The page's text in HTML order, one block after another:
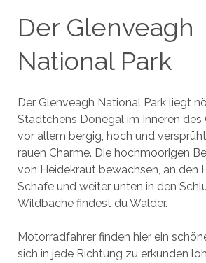
Der Glenveagh
National Park
Der Glenveagh National Park liegt
Städtchens Donegal im Inneren des
vor allem bergig, hoch und
rauen Charme. Die hochmoorigen
von Heidekraut bewachsen, an den
Schafe und weiter unten in den
Wildbäche findest du Wälder.
Motorradfahrer finden hier ein
sich in jede Richtung zu erkunden